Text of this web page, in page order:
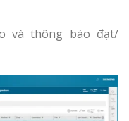
và thông báo đạt/